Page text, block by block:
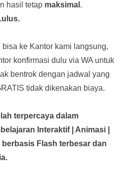
hasil tetap maksimal .
ke Kantor kami langsung,
konfirmasi dulu via WA untuk
bentrok dengan jadwal yang
tidak dikenakan biaya.
terpercaya dalam
Interaktif| Animasi |
berbasis Flash terbesar dan